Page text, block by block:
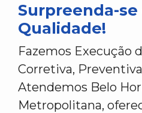
Surpreenda-se
Qualidade!
Fazemos Execução
Corretiva,
Atendemos Belo
Metropolitana,